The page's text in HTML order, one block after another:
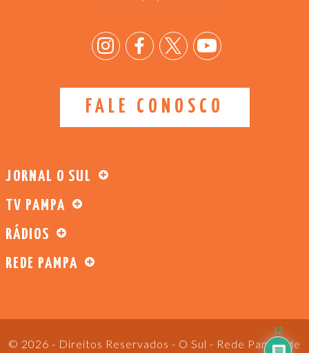
FALE CONOSCO
JORNAL O SUL
TV PAMPA
RÁDIOS
REDE PAMPA
© 2026 - Direitos Reservados - O Sul - Rede Pampa de
12